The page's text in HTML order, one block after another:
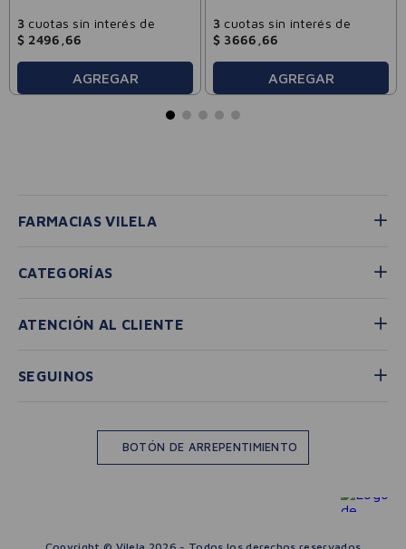
3cuotas sin interés de
$ 2496 66
AGREGAR
3cuotas sin interés de
$ 3666 66
AGREGAR
FARMACIAS VILELA
CATEGORÍAS
ATENCIÓN AL CLIENTE
SEGUINOS
BOTÓN DE ARREPENTIMIENTO